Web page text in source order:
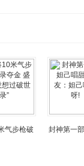
气步枪破 封神第一